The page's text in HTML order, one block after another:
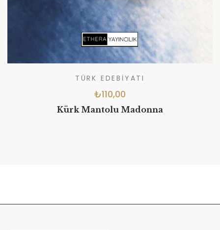
TÜRK EDEBIYATI
₺110,00
Kürk Mantolu Madonna